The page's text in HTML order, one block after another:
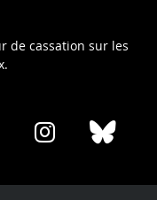
de cassation sur les
Share
LinkedIn
Share
Instagram